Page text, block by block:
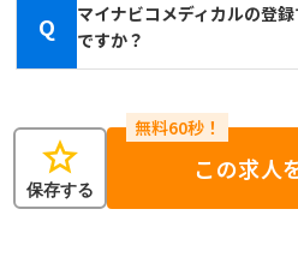
Q
マイナビコメディカルの登
ですか？
star
保存する
この求人